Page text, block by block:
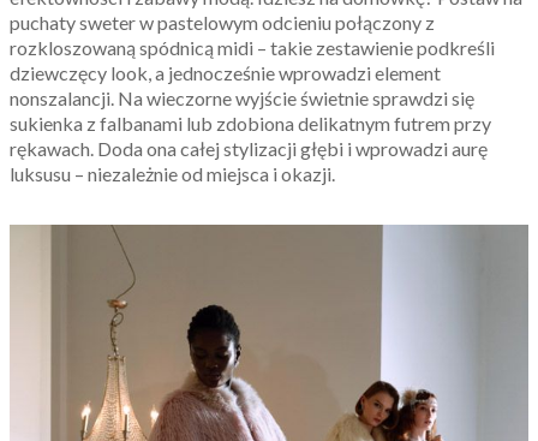
puchaty sweter w pastelowym odcieniu połączony z
rozkloszowaną spódnicą midi – takie zestawienie podkreśli
dziewczęcy look, a jednocześnie wprowadzi element
nonszalancji. Na wieczorne wyjście świetnie sprawdzi się
sukienka z falbanami lub zdobiona delikatnym futrem przy
rękawach. Doda ona całej stylizacji głębi i wprowadzi aurę
luksusu – niezależnie od miejsca i okazji.